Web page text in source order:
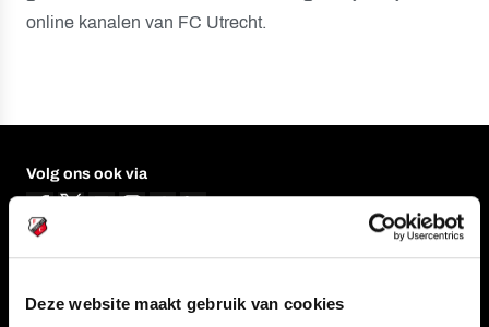
Deze website maakt gebruik van cookies
online kanalen van FC Utrecht.
Volg ons ook via
Navigeer naar